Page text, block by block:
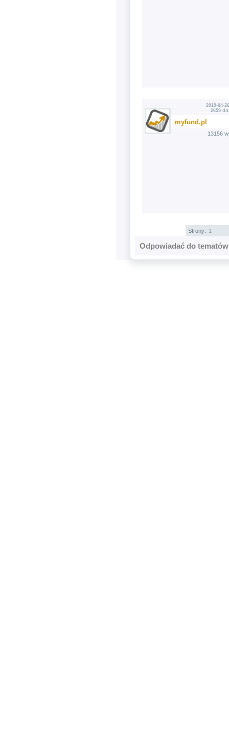
2019-04-
2659
myfund.pl
13156
Strony: 1
Odpowiadać do